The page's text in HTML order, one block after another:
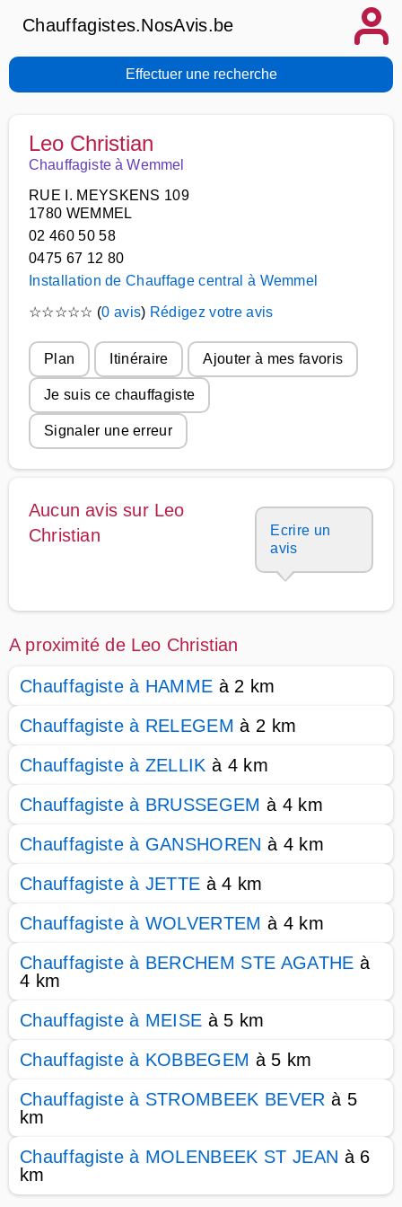
Chauffagistes.NosAvis.be
Effectuer une recherche
Leo Christian
Chauffagiste à Wemmel
RUE I. MEYSKENS 109
1780 WEMMEL
02 460 50 58
0475 67 12 80
Installation de Chauffage central à Wemmel
☆☆☆☆☆ (0 avis) Rédigez votre avis
Plan Itinéraire Ajouter à mes favoris
Je suis ce chauffagiste
Signaler une erreur
Aucun avis sur Leo
Christian
Ecrire un
avis
A proximité de Leo Christian
Chauffagiste à HAMME à 2 km
Chauffagiste à RELEGEM à 2 km
Chauffagiste à ZELLIK à 4 km
Chauffagiste à BRUSSEGEM à 4 km
Chauffagiste à GANSHOREN à 4 km
Chauffagiste à JETTE à 4 km
Chauffagiste à WOLVERTEM à 4 km
Chauffagiste à BERCHEM STE AGATHE à
4 km
Chauffagiste à MEISE à 5 km
Chauffagiste à KOBBEGEM à 5 km
Chauffagiste à STROMBEEK BEVER à 5
km
Chauffagiste à MOLENBEEK ST JEAN à 6
km